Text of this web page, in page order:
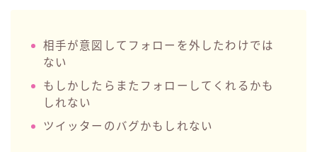
相手が意図してフォローを外したわけでは
ない
もしかしたらまたフォローしてくれるかも
しれない
ツイッターのバグかもしれない